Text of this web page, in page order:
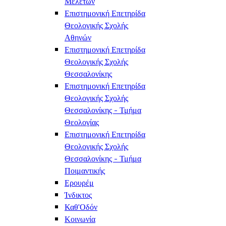
Επιστημονική Επετηρίδα
Θεολογικής Σχολής
Αθηνών
Επιστημονική Επετηρίδα
Θεολογικής Σχολής
Θεσσαλονίκης
Επιστημονική Επετηρίδα
Θεολογικής Σχολής
Θεσσαλονίκης - Τμήμα
Θεολογίας
Επιστημονική Επετηρίδα
Θεολογικής Σχολής
Θεσσαλονίκης - Τμήμα
Ποιμαντικής
Ερουρέμ
Ίνδικτος
Καθ'Οδόν
Κοινωνία